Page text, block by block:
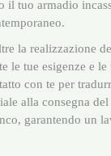
il tuo armadio
la realizzazione
le tue esigenze e le
con te per
alla consegna
garantendo un